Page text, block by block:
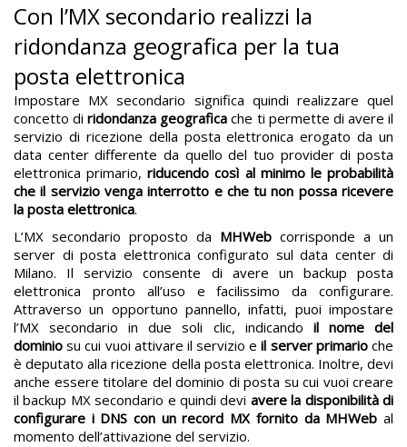
Con l’MX secondario realizzi la
ridondanza geografica per la tua
posta elettronica
Impostare MX secondario significa quindi realizzare quel
concetto diridondanza geografica che ti permette di avere il
servizio di ricezione della posta elettronica erogato da un
data center differente da quello del tuo provider di posta
elettronica primario,riducendo così al minimo le probabilità
che il servizio venga interrotto e che tu non possa ricevere
la posta elettronica.
L’MX secondario proposto da MHWeb corrisponde a un
server di posta elettronica configurato sul data center di
Milano. Il servizio consente di avere un backup posta
elettronica pronto all’uso e facilissimo da configurare.
Attraverso un opportuno pannello, infatti, puoi impostare
l’MX secondario in due soli clic, indicando il nome del
dominio su cui vuoi attivare il servizio eil server primarioche
è deputato alla ricezione della posta elettronica. Inoltre, devi
anche essere titolare del dominio di posta su cui vuoi creare
il backup MX secondario e quindi devi avere la disponibilità di
configurare i DNS con un record MX fornito da MHWeb al
momento dell’attivazione del servizio.